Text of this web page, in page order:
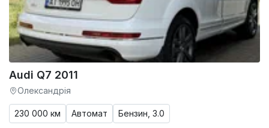
Audi Q7 2011
Олександрія
230 000 км Автомат Бензин, 3.0